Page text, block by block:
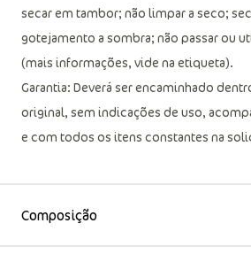
secar em tambor; não limpar a seco;
gotejamento a sombra; não passar ou
(mais informações, vide na etiqueta).
Garantia: Deverá ser encaminhado
original, sem indicações de uso,
e com todos os itens constantes na
Composição